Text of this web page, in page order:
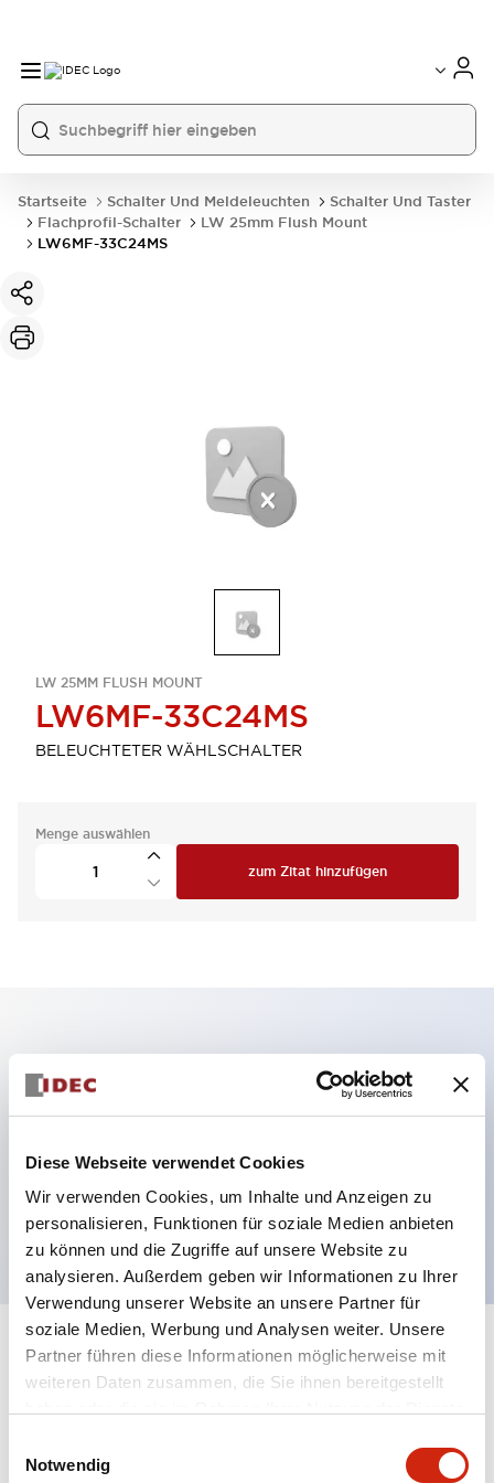
Diese Webseite verwendet Cookies
Wir verwenden Cookies, um Inhalte und Anzeigen zu
personalisieren, Funktionen für soziale Medien anbieten
zu können und die Zugriffe auf unsere Website zu
analysieren. Außerdem geben wir Informationen zu Ihrer
Verwendung unserer Website an unsere Partner für
soziale Medien, Werbung und Analysen weiter. Unsere
Partner führen diese Informationen möglicherweise mit
weiteren Daten zusammen, die Sie ihnen bereitgestellt
Notwendig
Startseite Schalter Und Meldeleuchten
Schalter Und Taster
Flachprofil-Schalter
LW 25mm Flush Mount
LW6MF-33C24MS
LW 25MM FLUSH MOUNT
LW6MF-33C24MS
BELEUCHTETER WÄHLSCHALTER
Menge auswählen
zum Zitat hinzufügen
Mehrfachbefestigung möglich
Der schlüsselsichere Selektorschalter verwendet
eine hochsichere Stiftzuhaltungsstruktur
Schutzart IP65 (IEC60529)
Spezifikationen Alle erweitern
Aesthetic Specifications
Electrical Specifications (rated illuminated